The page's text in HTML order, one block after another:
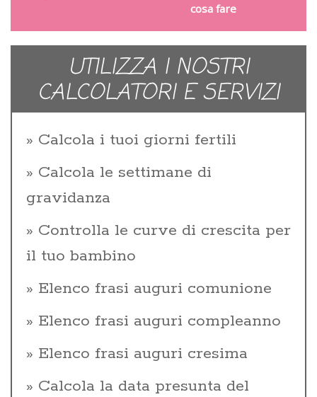
cosa fare
UTILIZZA I NOSTRI
CALCOLATORI E SERVIZI
Calcola i tuoi giorni fertili
Calcola le settimane di
gravidanza
Controlla le curve di crescita per
il tuo bambino
Elenco frasi auguri comunione
Elenco frasi auguri compleanno
Elenco frasi auguri cresima
Calcola la data presunta del